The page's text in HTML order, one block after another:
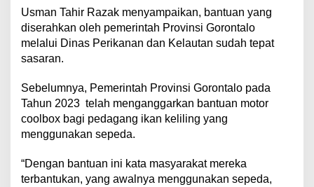
Usman Tahir Razak menyampaikan, bantuan yang
diserahkan oleh pemerintah Provinsi Gorontalo
melalui Dinas Perikanan dan Kelautan sudah tepat
sasaran.
Sebelumnya, Pemerintah Provinsi Gorontalo pada
Tahun 2023 telah menganggarkan bantuan motor
coolbox bagi pedagang ikan keliling yang
menggunakan sepeda.
“Dengan bantuan ini kata masyarakat mereka
terbantukan, yang awalnya menggunakan sepeda,